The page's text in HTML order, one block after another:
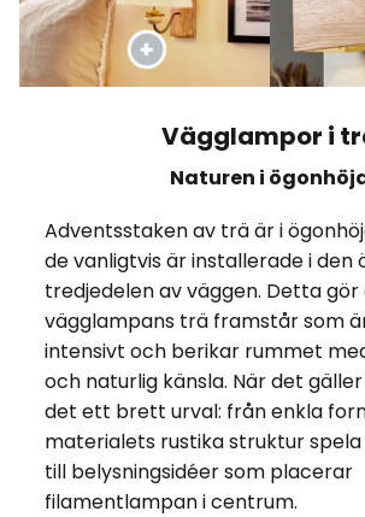
Vägglampor i
Naturen i
Adventsstaken av trä är i
de vanligtvis är installerade i den
tredjedelen av väggen. Detta
vägglampans trä framstår som
intensivt och berikar rummet
och naturlig känsla. När det
det ett brett urval: från enkla
materialets rustika struktur
till belysningsidéer som placerar
filamentlampan i centrum.